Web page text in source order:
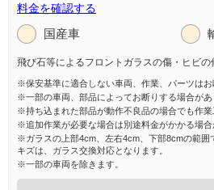
料金を確認する
国産車
飛び石等によるフロントガラスの傷・ヒビの
※保安基準に適合しない車両、作業、パーツはお
※一部の車両、部品によってお断りする場合があ
※持ち込まれた部品が動作不良品の場合でも作業
※追加作業が必要な場合は別途料金がかかる場合
※ガラスの上部4cm、左右4cm、下部8cmの範囲
キズは、ガラス交換対応となります。
※一部の車両を除きます。